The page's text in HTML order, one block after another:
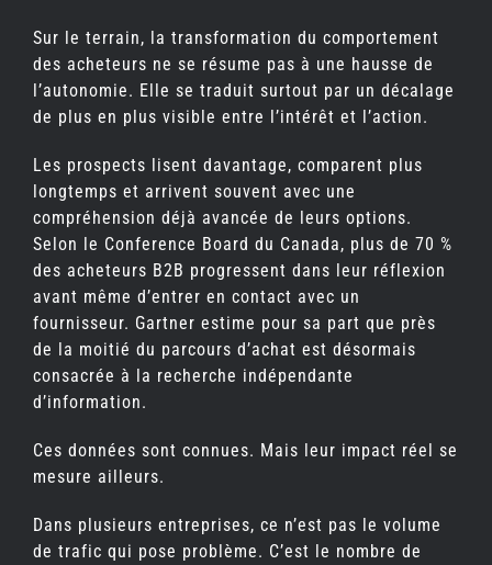
Sur le terrain, la transformation du comportement
des acheteurs ne se résume pas à une hausse de
l’autonomie. Elle se traduit surtout par un décalage
de plus en plus visible entre l’intérêt et l’action.
Les prospects lisent davantage, comparent plus
longtemps et arrivent souvent avec une
compréhension déjà avancée de leurs options.
Selon le Conference Board du Canada, plus de 70 %
des acheteurs B2B progressent dans leur réflexion
avant même d’entrer en contact avec un
fournisseur. Gartner estime pour sa part que près
de la moitié du parcours d’achat est désormais
consacrée à la recherche indépendante
d’information.
Ces données sont connues. Mais leur impact réel se
mesure ailleurs.
Dans plusieurs entreprises, ce n’est pas le volume
de trafic qui pose problème. C’est le nombre de